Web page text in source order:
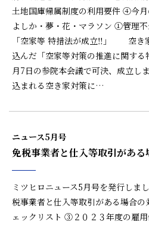
土地国庫帰属制度の利用要件 ④今
よしか・夢・花・マラソン ①管理
「空家等 特措法が成立‼」 空き
込んだ「空家等対策の推進に関す
月7日の参院本会議で可決、成立し
込まれる空き家対策に…
ニュース5月号
免税事業者と仕入等取引がある
ミツヒロニュース5月号を発行しま
税事業者と仕入等取引がある場合
ェックリスト ③２０２３年度の雇